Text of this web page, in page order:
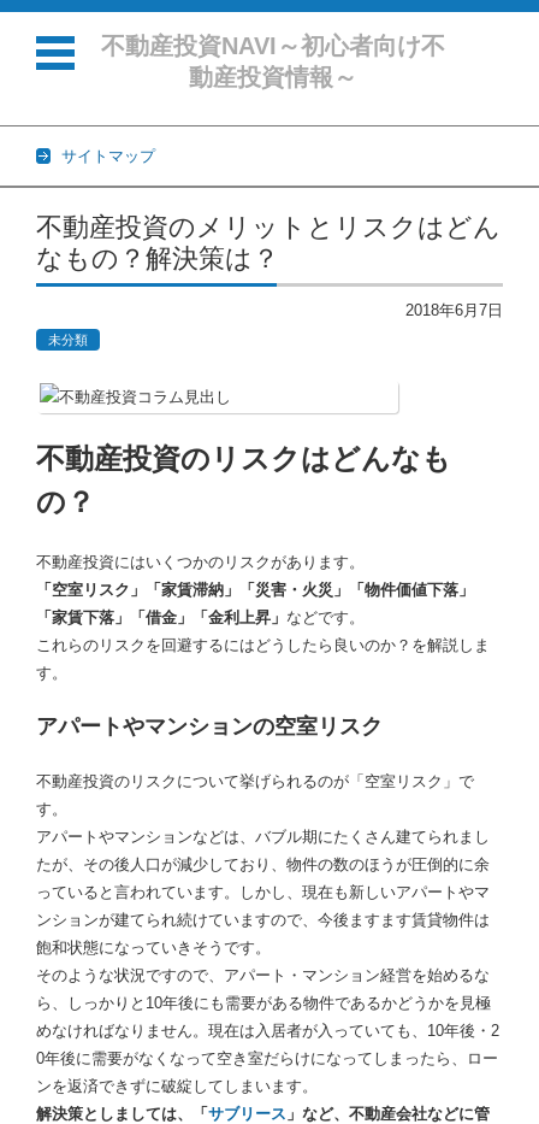
不動産投資NAVI～初心者向け不
動産投資情報～
サイトマップ
コンテンツに移動
不動産投資のメリットとリスクはどん
なもの？解決策は？
2018年6月7日
未分類
不動産投資のリスクはどんなも
の？
不動産投資にはいくつかのリスクがあります。
「空室リスク」「家賃滞納」「災害・火災」「物件価値下落」
「家賃下落」「借金」「金利上昇」 などです。
これらのリスクを回避するにはどうしたら良いのか？を解説しま
す。
アパートやマンションの空室リスク
不動産投資のリスクについて挙げられるのが「空室リスク」で
す。
アパートやマンションなどは、バブル期にたくさん建てられまし
たが、その後人口が減少しており、物件の数のほうが圧倒的に余
っていると言われています。しかし、現在も新しいアパートやマ
ンションが建てられ続けていますので、今後ますます賃貸物件は
飽和状態になっていきそうです。
そのような状況ですので、アパート・マンション経営を始めるな
ら、しっかりと10年後にも需要がある物件であるかどうかを見極
めなければなりません。現在は入居者が入っていても、10年後・2
0年後に需要がなくなって空き室だらけになってしまったら、ロー
ンを返済できずに破綻してしまいます。
解決策としましては、「 サブリース 」など、不動産会社などに管